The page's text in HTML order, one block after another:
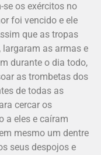
se os exércitos no
foi vencido e ele
que as tropas
as armas e
durante o dia todo,
as trombetas dos
de todas as
cercar os
a eles e caíram
mesmo um dentre
seus despojos e